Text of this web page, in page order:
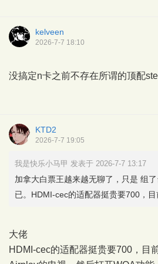
kelveen
2026-7-7 18:10
没搞定n卡之前不存在所谓的顶配
KTD2
2026-7-7 19:05
我是快乐小马甲 发表于 2026-7-7 13:17
加拿大白票王越来越无聊了，只是 组
已。HDMI-cec的适配器挺贵要700，目
大佬
HDMI-cec的适配器挺贵要700，目